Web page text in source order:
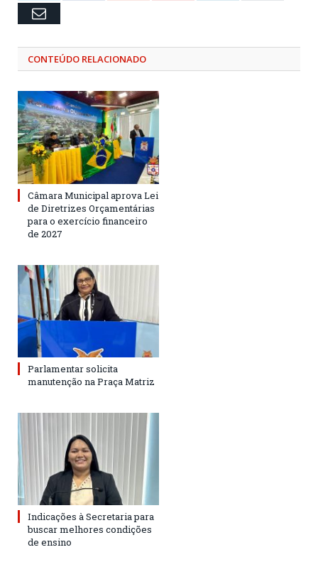
Email
CONTEÚDO RELACIONADO
Câmara Municipal aprova Lei
de Diretrizes Orçamentárias
para o exercício financeiro
de 2027
Parlamentar solicita
manutenção na Praça Matriz
Indicações à Secretaria para
buscar melhores condições
de ensino